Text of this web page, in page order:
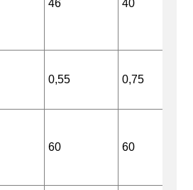
46 40
0,55 0,75
60 60